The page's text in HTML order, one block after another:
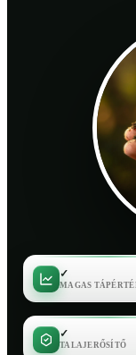
✓
MAGAS
✓
TALAJERŐSÍTŐ